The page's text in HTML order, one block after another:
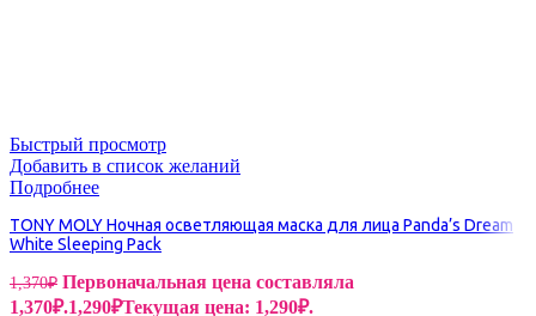
Быстрый просмотр
Добавить в список желаний
Подробнее
TONY MOLY Ночная осветляющая маска для лица Panda’s Dream
White Sleeping Pack
1,370₽ Первоначальная цена составляла
1,370₽.1,290₽Текущая цена: 1,290₽.